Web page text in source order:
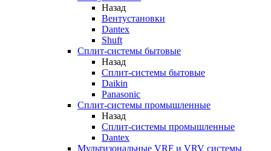
Назад
Вентустановки
Dantex
Shuft
Сплит-системы бытовые
Назад
Сплит-системы бытовые
Daikin
Panasonic
Сплит-системы промышленные
Назад
Сплит-системы промышленные
Dantex
Мультизональные VRF и VRV системы